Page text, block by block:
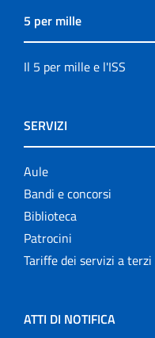
5 per mille
Il 5 per mille e l'ISS
SERVIZI
Aule
Bandi e concorsi
Biblioteca
Patrocini
Tariffe dei servizi a terzi
ATTI DI NOTIFICA